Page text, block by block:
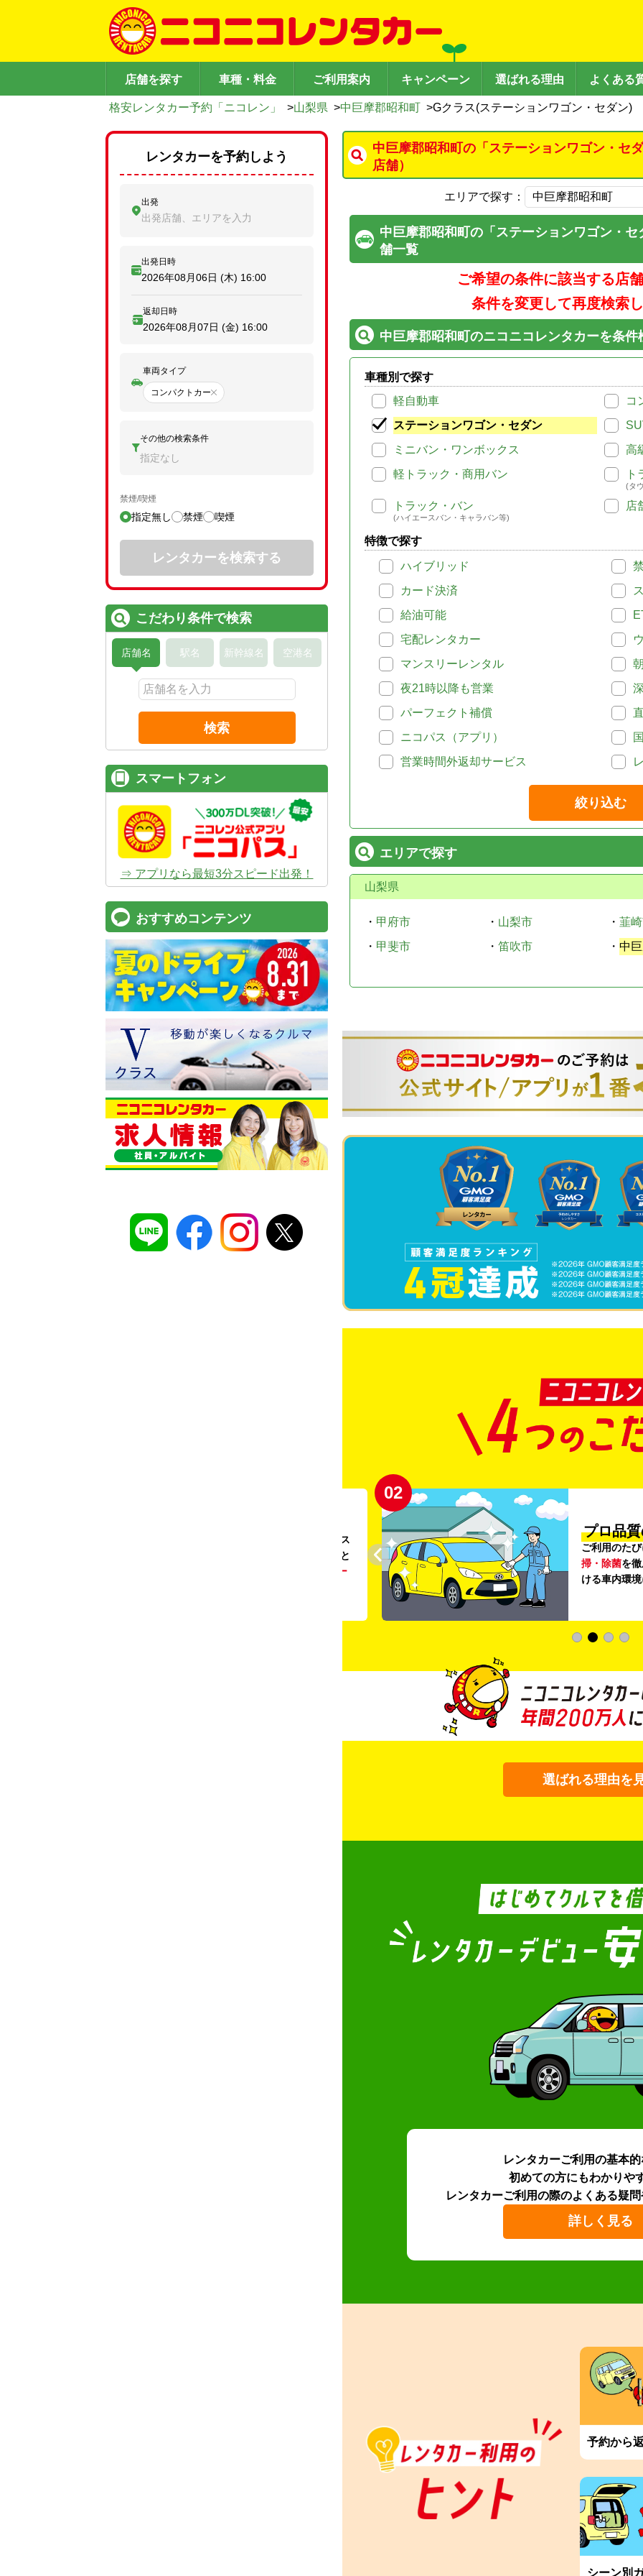
店舗を探す 車種・料金 ご利用案内 キャンペーン 選ばれる理由 よくある
格安レンタカー予約「ニコレン」 >山梨県 >中巨摩郡昭和町 >Gクラス(ステーションワゴン・セダン)
中巨摩郡昭和町の「ステーションワゴン・セ
店舗）
エリアで探す：
中巨摩郡昭和町の「ステーションワゴン・
舗一覧
ご希望の条件に該当する店
条件を変更して再度検索
中巨摩郡昭和町のニコニコレンタカーを条件
車種別で探す
軽自動車
コ
ステーションワゴン・セダン
ミニバン・ワンボックス
高
軽トラック・商用バン
ト
(タ
トラック・バン
(ハイエースバン・キャラバン等)
店
特徴で探す
ハイブリッド
カード決済
給油可能
宅配レンタカー
マンスリーレンタル
夜21時以降も営業
パーフェクト補償
ニコパス（アプリ）
営業時間外返却サービス
絞り込む
エリアで探す
山梨県
・ 甲府市 ・ 山梨市 ・ 韮
・ 甲斐市 ・ 笛吹市 ・ 中
。ガソリンス
タンドや整備工場の既存インフラを活用すること
リー
02
プロ品
ご利用のた
掃・除菌を
ける車内環
選ばれる理由を
レンタカーご利用の基本
初めての方にもわかりや
レンタカーご利用の際のよくある疑問
詳しく見る
予約から
シーン別
レンタカーを予約しよう
出発
出発店舗、エリアを入力
出発日時
2026年08月06日 (木) 16:00
返却日時
2026年08月07日 (金) 16:00
車両タイプ
コンパクトカー
その他の検索条件
指定なし
禁煙/喫煙
指定無し 禁煙 喫煙
レンタカーを検索する
こだわり条件で検索
店舗名 駅名 新幹線名 空港名
検索
スマートフォン
⇒ アプリなら最短3分スピード出発！
おすすめコンテンツ